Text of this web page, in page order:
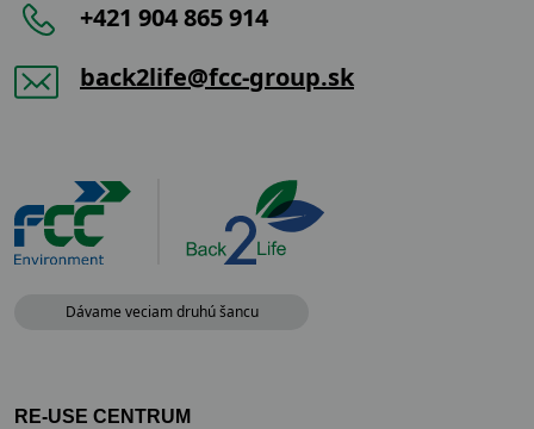
+421 904 865 914
back2life@fcc-group.sk
Dávame veciam druhú šancu
RE-USE CENTRUM